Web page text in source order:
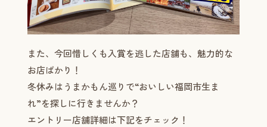
また、今回惜しくも入賞を逃した店舗も、魅力的な
お店ばかり！
冬休みはうまかもん巡りで“おいしい福岡市生ま
れ”を探しに行きませんか？
エントリー店舗詳細は下記をチェック！